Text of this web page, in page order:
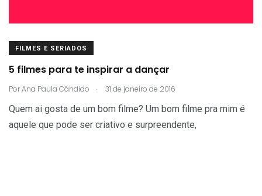
FILMES E SERIADOS
5 filmes para te inspirar a dançar
PorAna Paula Cândido . 31 de janeiro de 2016
Quem ai gosta de um bom filme? Um bom filme pra mim é
aquele que pode ser criativo e surpreendente,